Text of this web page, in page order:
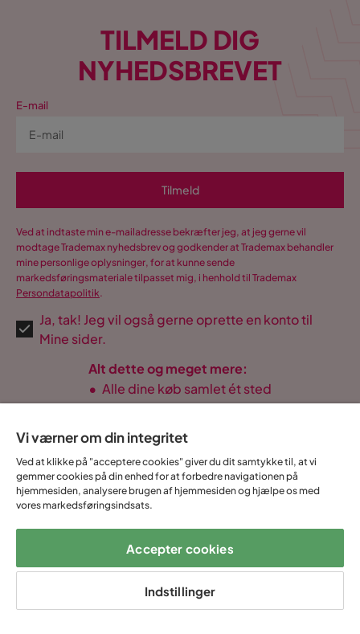
TILMELD DIG
NYHEDSBREVET
E-mail
Tilmeld
Ved at indtaste min e-mailadresse bekræfter jeg, at jeg gerne vil
modtage Trademax nyhedsbrev og godkender at Trademax behandler
mine personlige oplysninger, for at kunne sende
markedsføringsmateriale tilpasset mig, i henhold til Trademax
Persondatapolitik.
Ja, tak! Jeg vil også gerne oprette en konto til
Mine sider.
Alt dette og meget mere:
• Alle dine køb samlet ét sted
•Personlige tilbud
Gratis og fuldt digitalt
14 dages
Hjælp & kontakt
Vi værner om din integritet
Ved at klikke på "acceptere cookies" giver du dit samtykke til, at vi
gemmer cookies på din enhed for at forbedre navigationen på
hjemmesiden, analysere brugen af hjemmesiden og hjælpe os med
vores markedsføringsindsats.
Accepter cookies
Indstillinger